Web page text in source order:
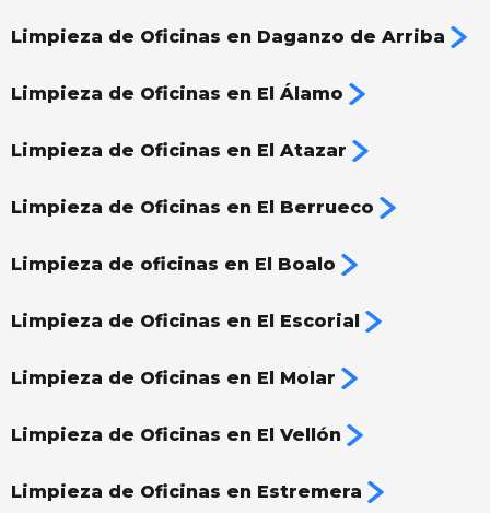
Limpieza de Oficinas en Daganzo de Arriba
Limpieza de Oficinas en El Álamo
Limpieza de Oficinas en El Atazar
Limpieza de Oficinas en El Berrueco
Limpieza de oficinas en El Boalo
Limpieza de Oficinas en El Escorial
Limpieza de Oficinas en El Molar
Limpieza de Oficinas en El Vellón
Limpieza de Oficinas en Estremera